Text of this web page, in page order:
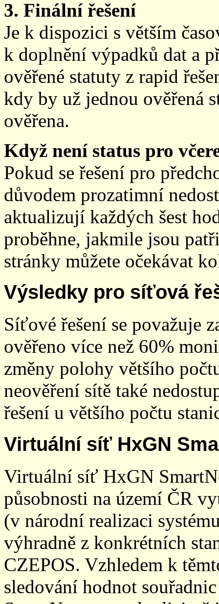
3. Finální řešení
Je k dispozici s větším
k doplnění výpadků dat a
ověřené statuty z rapid
kdy by už jednou ověřená
ověřena.
Když není status pro
Pokud se řešení pro
důvodem prozatimní
aktualizují každých šest
proběhne, jakmile jsou
stránky můžete očekávat
Výsledky pro síťová
Síťové řešení se považuje
ověřeno více než 60%
změny polohy většího
neověření sítě také
řešení u většího počtu
Virtuální síť HxGN
Virtuální síť HxGN
působnosti na území ČR
(v národní realizaci
výhradně z konkrétních
CZEPOS. Vzhledem k
sledování hodnot